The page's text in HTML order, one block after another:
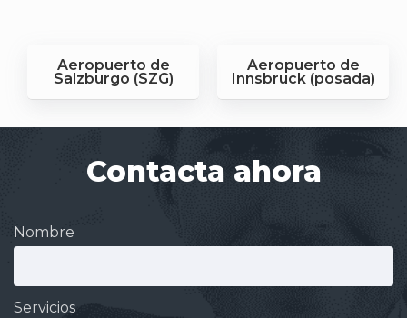
Aeropuerto de
Salzburgo (SZG)
Aeropuerto de
Innsbruck (posada)
Contacta ahora
Nombre
Servicios